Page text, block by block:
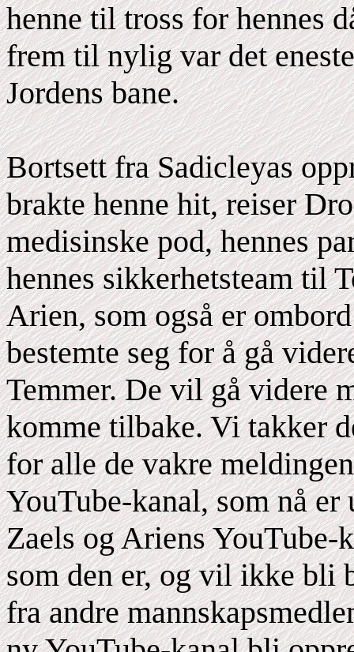
henne til tross for hennes
frem til nylig var det
Jordens bane.
Bortsett fra Sadicleyas
brakte henne hit, reiser
medisinske pod, hennes
hennes sikkerhetsteam til
Arien, som også er
bestemte seg for å gå
Temmer. De vil gå videre
komme tilbake. Vi takker
for alle de vakre
YouTube-kanal, som nå
Zaels og Ariens
som den er, og vil ikke bli
fra andre